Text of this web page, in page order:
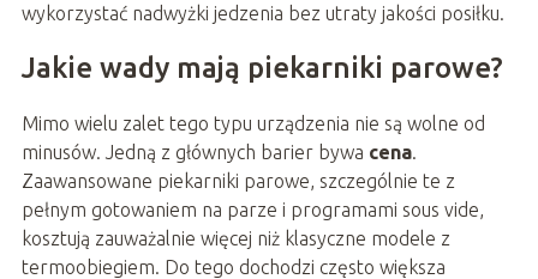
wykorzystać nadwyżki jedzenia bez utraty jakości posiłku.
Jakie wady mają piekarniki parowe?
Mimo wielu zalet tego typu urządzenia nie są wolne od
minusów. Jedną z głównych barier bywa cena.
Zaawansowane piekarniki parowe, szczególnie te z
pełnym gotowaniem na parze i programami sous vide,
kosztują zauważalnie więcej niż klasyczne modele z
termoobiegiem. Do tego dochodzi często większa